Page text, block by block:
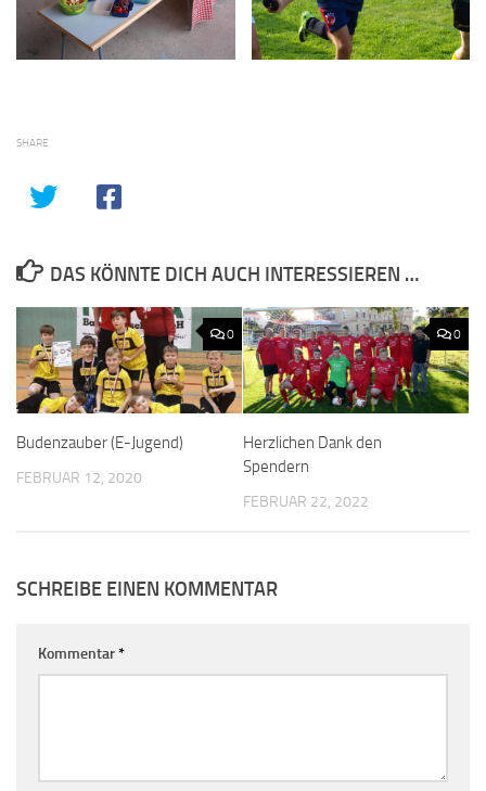
SHARE
DAS KÖNNTE DICH AUCH INTERESSIEREN …
0
Budenzauber (E-Jugend)
FEBRUAR 12, 2020
0
Herzlichen Dank den
Spendern
FEBRUAR 22, 2022
SCHREIBE EINEN KOMMENTAR
Kommentar*